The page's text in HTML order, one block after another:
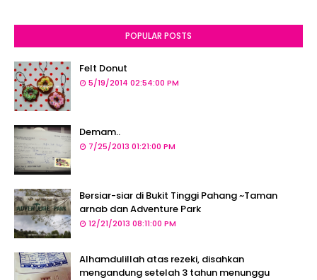
POPULAR POSTS
Felt Donut
5/19/2014 02:54:00 PM
Demam..
7/25/2013 01:21:00 PM
Bersiar-siar di Bukit Tinggi Pahang ~Taman
arnab dan Adventure Park
12/21/2013 08:11:00 PM
Alhamdulillah atas rezeki, disahkan
mengandung setelah 3 tahun menunggu